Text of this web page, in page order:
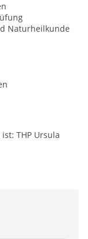
Naturheilkunde
THP Ursula